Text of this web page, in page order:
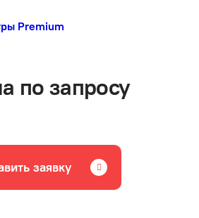
по запросу
заявку